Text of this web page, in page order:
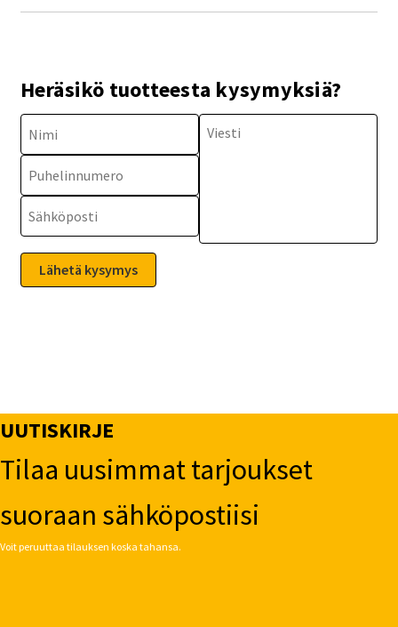
Heräsikö tuotteesta kysymyksiä?
UUTISKIRJE
Tilaa uusimmat tarjoukset
suoraan sähköpostiisi
Voit peruuttaa tilauksen koska tahansa.